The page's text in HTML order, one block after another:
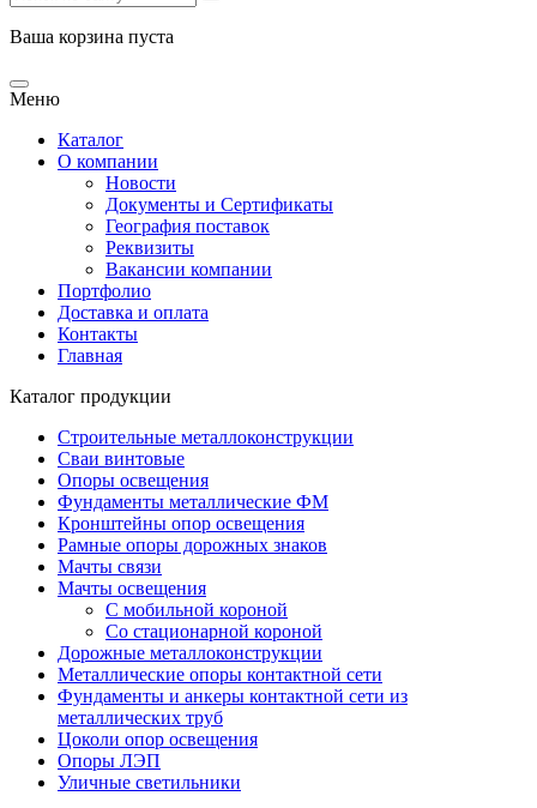
Ваша корзина пуста
Меню
Каталог
О компании
Новости
Документы и Сертификаты
География поставок
Реквизиты
Вакансии компании
Портфолио
Доставка и оплата
Контакты
Главная
Каталог продукции
Строительные металлоконструкции
Сваи винтовые
Опоры освещения
Фундаменты металлические ФМ
Кронштейны опор освещения
Рамные опоры дорожных знаков
Мачты связи
Мачты освещения
С мобильной короной
Со стационарной короной
Дорожные металлоконструкции
Металлические опоры контактной сети
Фундаменты и анкеры контактной сети из
металлических труб
Цоколи опор освещения
Опоры ЛЭП
Уличные светильники